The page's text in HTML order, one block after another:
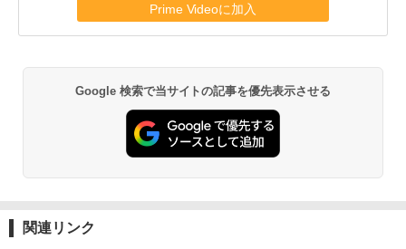
Prime Videoに加入
Google 検索で当サイトの記事を優先表示させる
関連リンク